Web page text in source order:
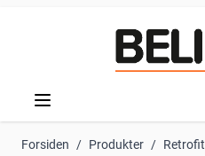
Forsiden / Produkter / Retrofit